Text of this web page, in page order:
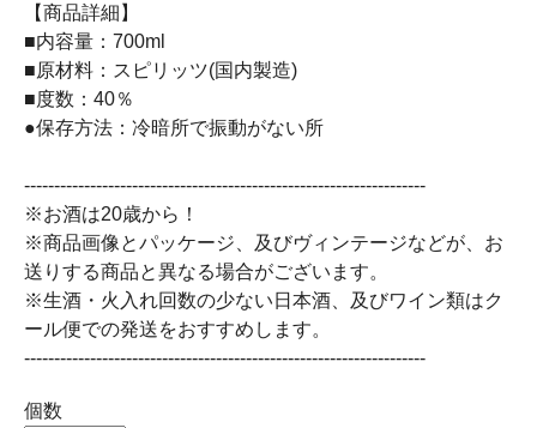
【商品詳細】
■内容量：700ml
■原材料：スピリッツ(国内製造)
■度数：40％
●保存方法：冷暗所で振動がない所
-------------------------------------------------------------------
※お酒は20歳から！
※商品画像とパッケージ、及びヴィンテージなどが、お
送りする商品と異なる場合がございます。
※生酒・火入れ回数の少ない日本酒、及びワイン類はク
ール便での発送をおすすめします。
-------------------------------------------------------------------
個数